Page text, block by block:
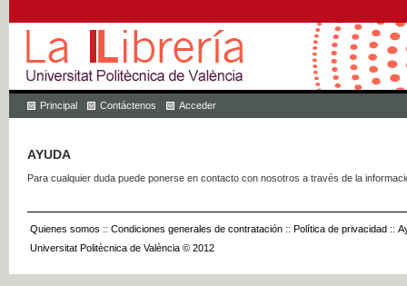
Principal Contáctenos Acceder
AYUDA
Para cualquier duda puede ponerse en contacto con nosotros a través de la
Quienes somos :: Condiciones generales de contratación :: Política de privacidad ::
Universitat Politècnica de València © 2012